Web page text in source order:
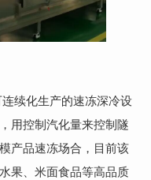
续化生产的速冻深冷设
用控制汽化量来控制隧
产品速冻场合，目前该
果、米面食品等高品质